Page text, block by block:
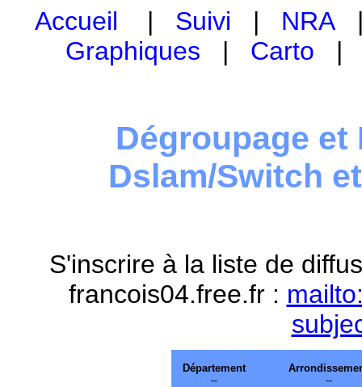
Accueil | Suivi | NRA
Graphiques | Carto
Dégroupage et
Dslam/Switch
S'inscrire à la liste de
francois04.free.fr :
Département
--
--